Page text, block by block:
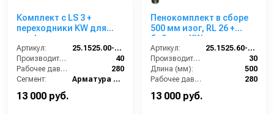
Комплект с LS 3 +
переходники KW для
профессионального
пистолета Karcher.
Артикул:
25.1525.00-KPKW
Производительность (л/мин):
40
Рабочее давление (бар):
280
Сегмент:
Арматура высокого давления
13 000 руб.
Пенокомплект в сборе
500 мм изог, RL 26 +
байонет KW; вход
М22х1,5ш.
Артикул:
25.1525.60-P26KWизог.
Производительность (л/мин):
30
Длина (мм):
500
Рабочее давление (бар):
280
13 000 руб.